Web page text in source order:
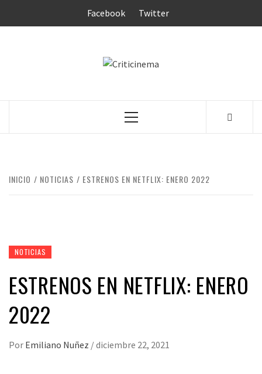
Facebook Twitter
Menú
INICIO NOTICIAS ESTRENOS EN NETFLIX: ENERO 2022
NOTICIAS
ESTRENOS EN NETFLIX: ENERO
2022
Por Emiliano Nuñez /diciembre 22, 2021